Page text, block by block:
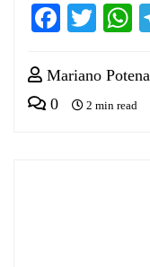
Mariano Potena
0
2 min read